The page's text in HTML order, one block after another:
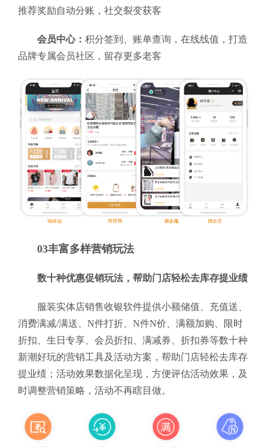
推荐奖励自动分账，社交裂变获客
会员中心： 积分签到、账单查询，在线线值，打造
品牌专属会员社区，留存更多老客
03丰富多样营销玩法
数十种优惠促销玩法，帮助门店轻松去库存提业绩
服装实体店销售收银软件提供小额储值、充值送、
消费满减/满送、N件打折、N件N价、满额加购、限时
折扣、生日专享、会员折扣、满减券、折扣券等数十种
新潮好玩的营销工具及活动方案，帮助门店轻松去库存
提业绩；活动效果数据化呈现，方便评估活动效果，及
时调整营销策略，活动不再瞎目做。